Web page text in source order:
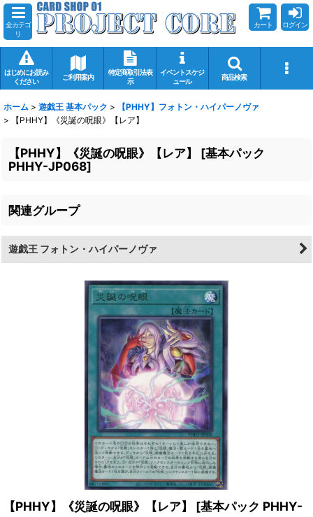
全カテゴ
リ
カート ログイン
はじめにお読み
ください
ご利用案内
特定商取引法表
示
イベントスケジ
ュール
商品検索
ホーム > 遊戯王 基本パック >
【PHHY】フォトン・ハイパーノヴァ
>
【PHHY】《災誕の呪眼》【レア】
【PHHY】《災誕の呪眼》【レア】 [基本パック
PHHY-JP068]
関連グループ
遊戯王 フォトン・ハイパーノヴァ
【PHHY】《災誕の呪眼》【レア】 [基本パック PHHY-